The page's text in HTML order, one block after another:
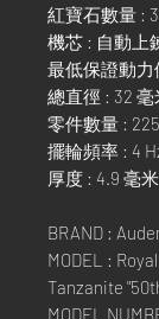
紅寶石數量 :
機芯 : 自動上
最低保證動力
總直徑 : 32 毫
零件數量 : 225
擺輪頻率 : 4
厚度 : 4.9 毫米
BRAND :
MODEL :
Tanzanite
MODEL